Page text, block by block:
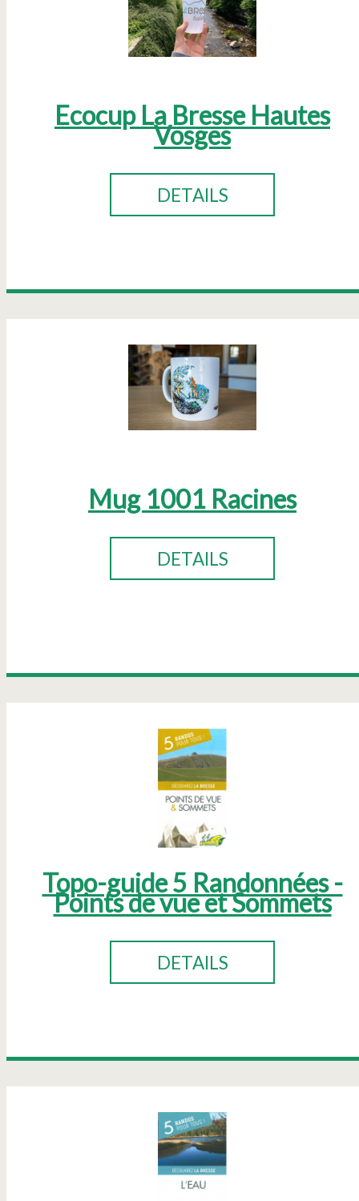
Ecocup La Bresse Hautes
Vosges
DETAILS
Mug 1001 Racines
DETAILS
Topo-guide 5 Randonnées -
Points de vue et Sommets
DETAILS